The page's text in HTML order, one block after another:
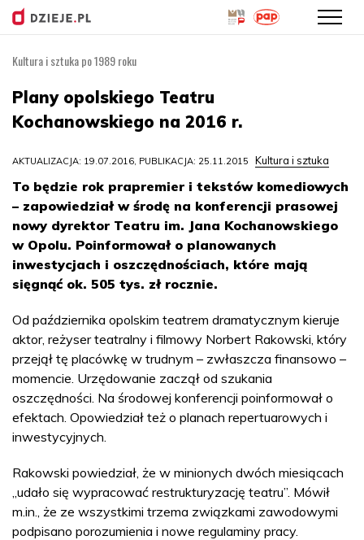
treści
Kultura i sztuka po 1989 roku
Plany opolskiego Teatru
Kochanowskiego na 2016 r.
AKTUALIZACJA: 19.07.2016, PUBLIKACJA: 25.11.2015 Kultura i sztuka
To będzie rok prapremier i tekstów komediowych
– zapowiedział w środę na konferencji prasowej
nowy dyrektor Teatru im. Jana Kochanowskiego
w Opolu. Poinformował o planowanych
inwestycjach i oszczędnościach, które mają
sięgnąć ok. 505 tys. zł rocznie.
Od października opolskim teatrem dramatycznym kieruje
aktor, reżyser teatralny i filmowy Norbert Rakowski, który
przejął tę placówkę w trudnym – zwłaszcza finansowo –
momencie. Urzędowanie zaczął od szukania
oszczędności. Na środowej konferencji poinformował o
efektach. Opowiedział też o planach repertuarowych i
inwestycyjnych.
Rakowski powiedział, że w minionych dwóch miesiącach
„udało się wypracować restrukturyzację teatru”. Mówił
m.in., że ze wszystkimi trzema związkami zawodowymi
podpisano porozumienia i nowe regulaminy pracy.